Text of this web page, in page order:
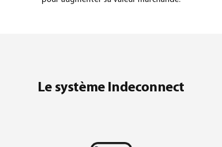
Le système Indeconnect